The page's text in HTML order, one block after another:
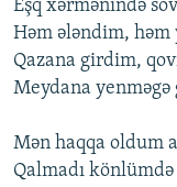
Eşq xərmənində
Həm ələndim,
Qazana girdim,
Meydana yenməgə
Mən haqqa оldum
Qalmadı könlümdə